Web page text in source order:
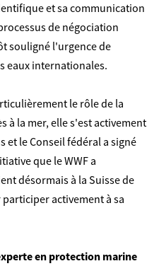
et sa communication
de négociation
souligné l'urgence de
eaux internationales.
le rôle de la
à la mer, elle s'est activement
et le Conseil fédéral a signé
que le WWF a
désormais à la Suisse de
activement à sa
en protection marine